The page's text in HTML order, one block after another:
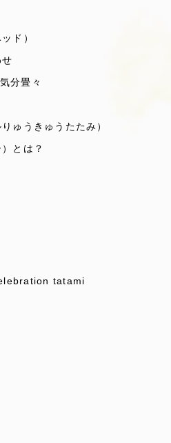
ド）
分畳々
ゅうきゅうたたみ）
とは？
tatami